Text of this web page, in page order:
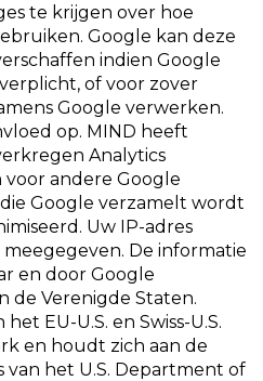
te krijgen over hoe
Google kan deze
indien Google
of voor zover
Google verwerken.
op. MIND heeft
Analytics
andere Google
Google verzamelt wordt
Uw IP-adres
De informatie
en door Google
de Verenigde Staten.
EU-U.S. en Swiss-U.S.
en houdt zich aan de
van het U.S. Department of